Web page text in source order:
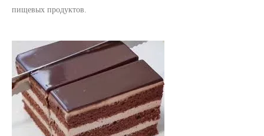
пищевых продуктов.